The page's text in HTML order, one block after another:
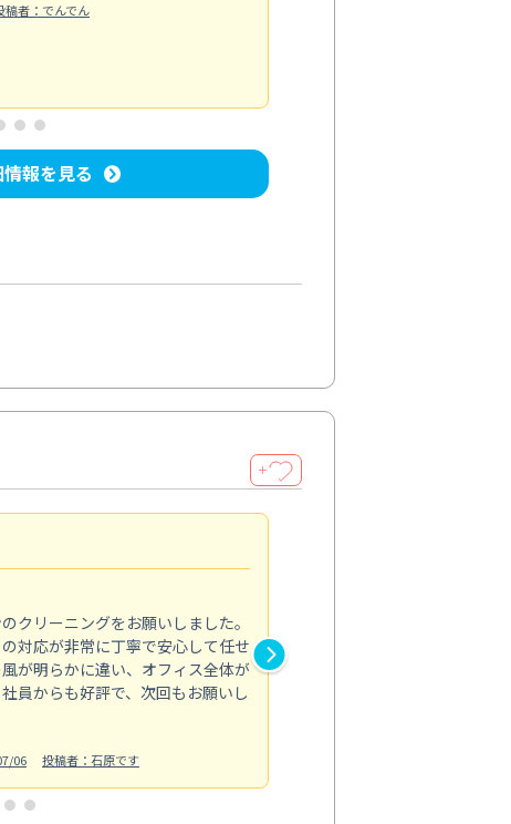
稿者：でんでん
報を見る
＋
クリーニングをお願いしました。
対応が非常に丁寧で安心して任せ
が明らかに違い、オフィス全体が
員からも好評で、次回もお願いし
06 投稿者：石原です